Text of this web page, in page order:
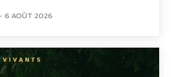
6 AOÛT 2026